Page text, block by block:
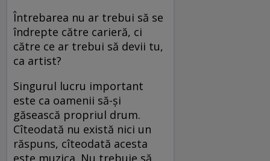
Întrebarea nu ar trebui să se
îndrepte către carieră, ci
către ce ar trebui să devii tu,
ca artist?
Singurul lucru important
este ca oamenii să-şi
găsească propriul drum.
Cîteodată nu există nici un
răspuns, cîteodată acesta
este muzica. Nu trebuie să